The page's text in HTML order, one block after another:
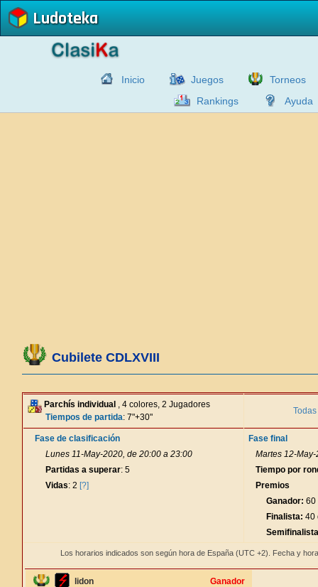
Ludoteka
Inicio Juegos
Torneos
Rankings
Ayuda
Cubilete CDLXVIII
Parchís individual , 4 colores, 2 Jugadores
Tiempos de partida: 7"+30"
Fase de clasificación
Lunes 11-May-2020, de 20:00 a 23:00
Partidas a superar: 5
Vidas: 2 [?]
Fase final
Martes 12-
Tiempo por
Premios
Ganador: 60
Finalista: 40
Los horarios indicados son según hora de España (UTC +2). Fecha y
lidon Ganador